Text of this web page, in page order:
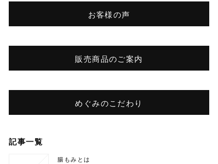
お客様の声
販売商品のご案内
めぐみのこだわり
記事一覧
腸もみとは